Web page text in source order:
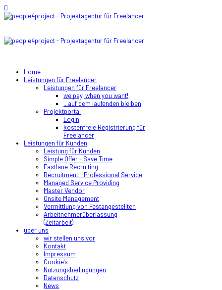
Home
Leistungen für Freelancer
Leistungen für Freelancer
we pay, when you want!
...auf dem laufenden bleiben
Projektportal
Login
kostenfreie Registrierung für
Freelancer
Leistungen für Kunden
Leistung für Kunden
Simple Offer - Save Time
Fastlane Recruiting
Recruitment - Professional Service
Managed Service Providing
Master Vendor
Onsite Management
Vermittlung von Festangestellten
Arbeitnehmerüberlassung
(Zeitarbeit)
über uns
wir stellen uns vor
Kontakt
Impressum
Cookie's
Nutzungsbedingungen
Datenschutz
News